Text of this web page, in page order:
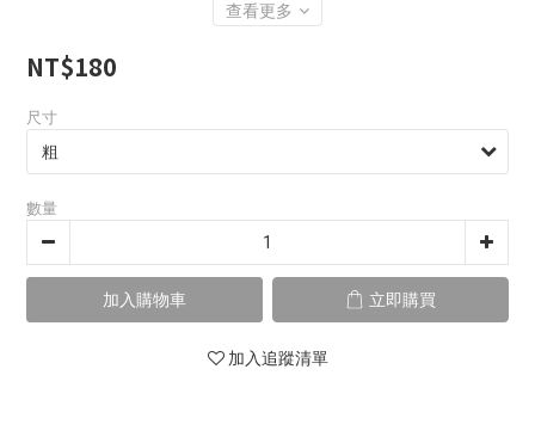
查看更多
NT$180
尺寸
數量
加入購物車 立即購買
加入追蹤清單